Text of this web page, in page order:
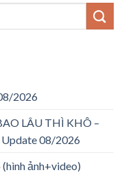
2026
LÂU THÌ KHÔ –
08/2026
ảnh+video)